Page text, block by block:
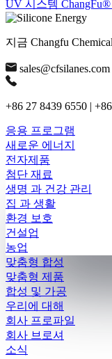
UV 시스템
지금 Changfu
sales@cfsilanes.com
+86 27 8439 6550 |
응용 프로그램
새로운 에너지
전자제품
첨단 재료
생명 과 건강 관리
집 과 생활
환경 보호
건설업
농업
맞춤형 합성
맞춤형 제품
합성 및 가공
우리에 대해
회사 프로파일
회사 브로셔
소식